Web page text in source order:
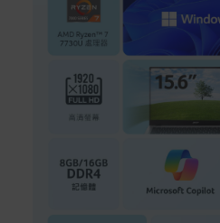
銀行帳戶轉帳：使用一次
LINEPAY(含iPASS
Apple Pay：須使用行動
Samsung Wallet (原
置